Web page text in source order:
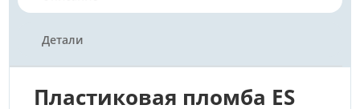
p k er o
Детали
Пластиковая пломба ES